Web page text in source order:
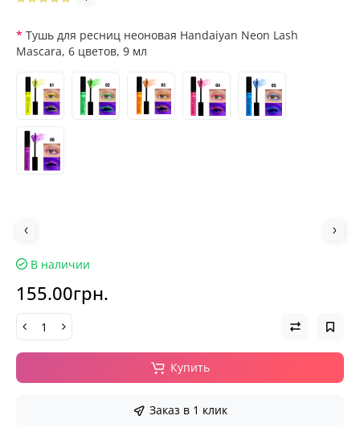
Тушь для ресниц неоновая Handaiyan Neon Lash
Mascara, 6 цветов, 9 мл
В наличии
155.00грн.
Купить
Заказ в 1 клик